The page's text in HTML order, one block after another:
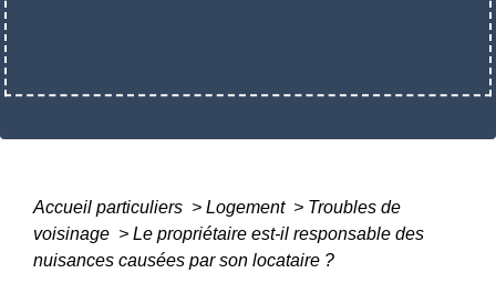
Accueil particuliers > Logement > Troubles de
voisinage > Le propriétaire est-il responsable des
nuisances causées par son locataire ?